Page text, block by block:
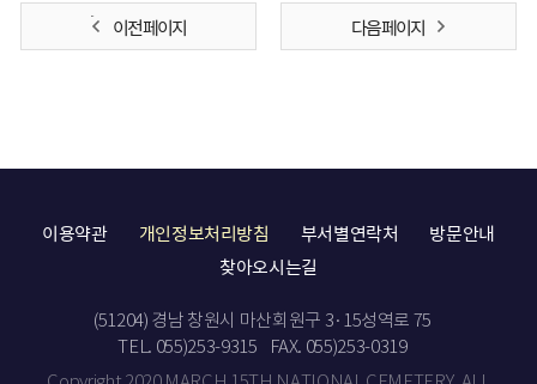
이전 페이지 다음 페이지
이용약관 개인정보처리방침 부서별연락처
방문안내
찾아오시는길
(51204) 경남 창원시 마산회원구 3·15성역로 75
TEL. 055)253-9315
FAX. 055)253-0319